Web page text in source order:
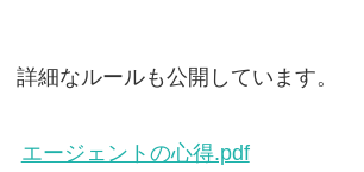
詳細なルールも公開しています。
エージェントの心得.pdf